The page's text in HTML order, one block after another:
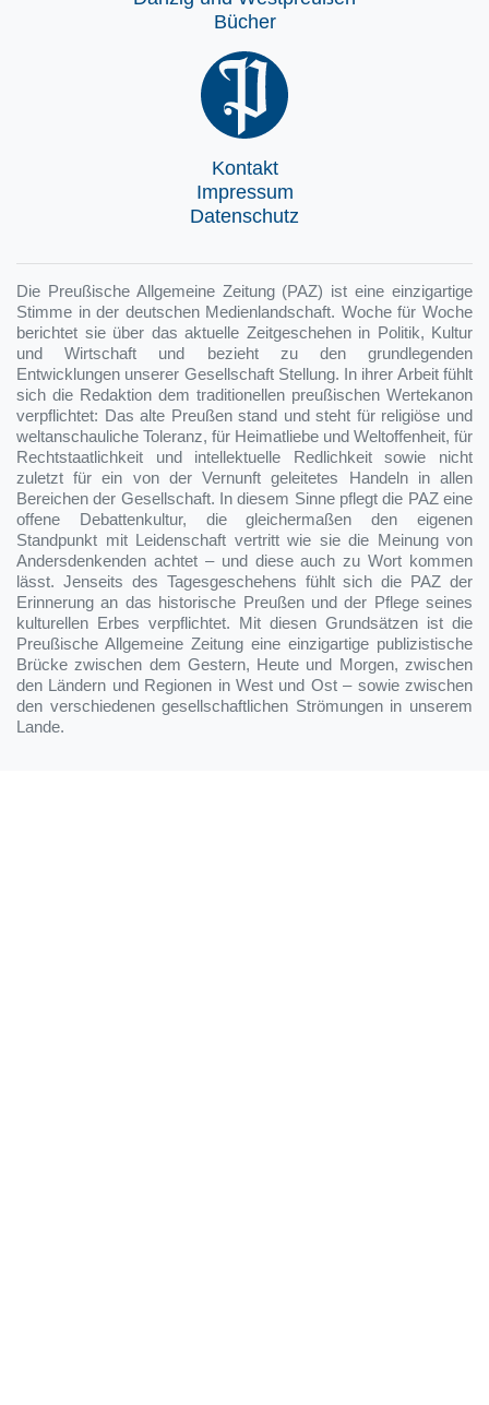
Bücher
Kontakt
Impressum
Datenschutz
Die Preußische Allgemeine Zeitung (PAZ) ist eine einzigartige
Stimme in der deutschen Medienlandschaft. Woche für Woche
berichtet sie über das aktuelle Zeitgeschehen in Politik, Kultur
und Wirtschaft und bezieht zu den grundlegenden
Entwicklungen unserer Gesellschaft Stellung. In ihrer Arbeit fühlt
sich die Redaktion dem traditionellen preußischen Wertekanon
verpflichtet: Das alte Preußen stand und steht für religiöse und
weltanschauliche Toleranz, für Heimatliebe und Weltoffenheit, für
Rechtstaatlichkeit und intellektuelle Redlichkeit sowie nicht
zuletzt für ein von der Vernunft geleitetes Handeln in allen
Bereichen der Gesellschaft. In diesem Sinne pflegt die PAZ eine
offene Debattenkultur, die gleichermaßen den eigenen
Standpunkt mit Leidenschaft vertritt wie sie die Meinung von
Andersdenkenden achtet – und diese auch zu Wort kommen
lässt. Jenseits des Tagesgeschehens fühlt sich die PAZ der
Erinnerung an das historische Preußen und der Pflege seines
kulturellen Erbes verpflichtet. Mit diesen Grundsätzen ist die
Preußische Allgemeine Zeitung eine einzigartige publizistische
Brücke zwischen dem Gestern, Heute und Morgen, zwischen
den Ländern und Regionen in West und Ost – sowie zwischen
den verschiedenen gesellschaftlichen Strömungen in unserem
Lande.